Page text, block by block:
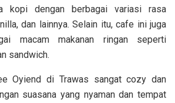
kopi dengan berbagai variasi rasa
dan lainnya. Selain itu, cafe ini juga
macam makanan ringan seperti
sandwich.
Oyiend di Trawas sangat cozy dan
suasana yang nyaman dan tempat